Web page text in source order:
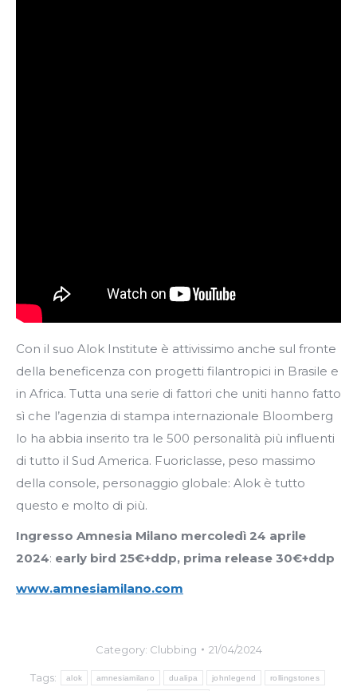
Con il suo Alok Institute è attivissimo anche sul fronte
della beneficenza con progetti filantropici in Brasile e
in Africa. Tutta una serie di fattori che uniti hanno fatto
sì che l’agenzia di stampa internazionale Bloomberg
lo ha abbia inserito tra le 500 personalità più influenti
di tutto il Sud America. Fuoriclasse, peso massimo
della console, personaggio globale: Alok è tutto
questo e molto di più.
Ingresso Amnesia Milano mercoledì 24 aprile
2024: early bird 25€+ddp, prima release 30€+ddp
www.amnesiamilano.com
Category: Clubbing 21/04/2024
Tags: alok amnesiamilano dualipa johnlegend rollingstones